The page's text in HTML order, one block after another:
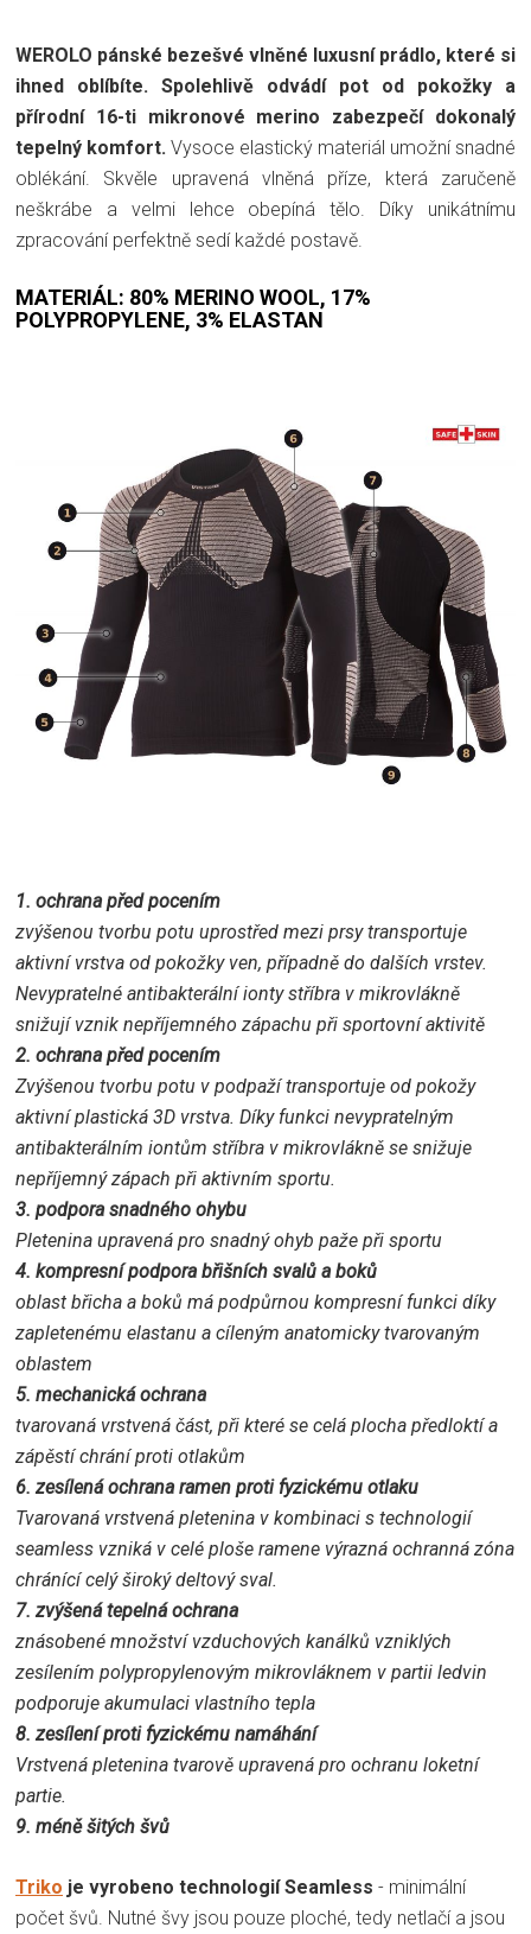
WEROLO pánské bezešvé vlněné luxusní prádlo, které si
ihned oblíbíte. Spolehlivě odvádí pot od pokožky a
přírodní 16-ti mikronové merino zabezpečí dokonalý
tepelný komfort. Vysoce elastický materiál umožní snadné
oblékání. Skvěle upravená vlněná příze, která zaručeně
neškrábe a velmi lehce obepíná tělo. Díky unikátnímu
zpracování perfektně sedí každé postavě.
MATERIÁL: 80% MERINO WOOL, 17%
POLYPROPYLENE, 3% ELASTAN
1. ochrana před pocením
zvýšenou tvorbu potu uprostřed mezi prsy transportuje
aktivní vrstva od pokožky ven, případně do dalších vrstev.
Nevypratelné antibakterální ionty stříbra v mikrovlákně
snižují vznik nepříjemného zápachu při sportovní aktivitě
2. ochrana před pocením
Zvýšenou tvorbu potu v podpaží transportuje od pokožy
aktivní plastická 3D vrstva. Díky funkci nevypratelným
antibakterálním iontům stříbra v mikrovlákně se snižuje
nepříjemný zápach při aktivním sportu.
3. podpora snadného ohybu
Pletenina upravená pro snadný ohyb paže při sportu
4. kompresní podpora břišních svalů a boků
oblast břicha a boků má podpůrnou kompresní funkci díky
zapletenému elastanu a cíleným anatomicky tvarovaným
oblastem
5. mechanická ochrana
tvarovaná vrstvená část, při které se celá plocha předloktí a
zápěstí chrání proti otlakům
6. zesílená ochrana ramen proti fyzickému otlaku
Tvarovaná vrstvená pletenina v kombinaci s technologií
seamless vzniká v celé ploše ramene výrazná ochranná zóna
chránící celý široký deltový sval.
7. zvýšená tepelná ochrana
znásobené množství vzduchových kanálků vzniklých
zesílením polypropylenovým mikrovláknem v partii ledvin
podporuje akumulaci vlastního tepla
8. zesílení proti fyzickému namáhání
Vrstvená pletenina tvarově upravená pro ochranu loketní
partie.
9. méně šitých švů
Triko je vyrobeno technologií Seamless - minimální
počet švů. Nutné švy jsou pouze ploché, tedy netlačí a jsou